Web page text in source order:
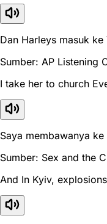
Dan Harleys masuk
Sumber: AP Listening
I take her to church
Saya membawanya
Sumber: Sex and the
And In Kyiv,